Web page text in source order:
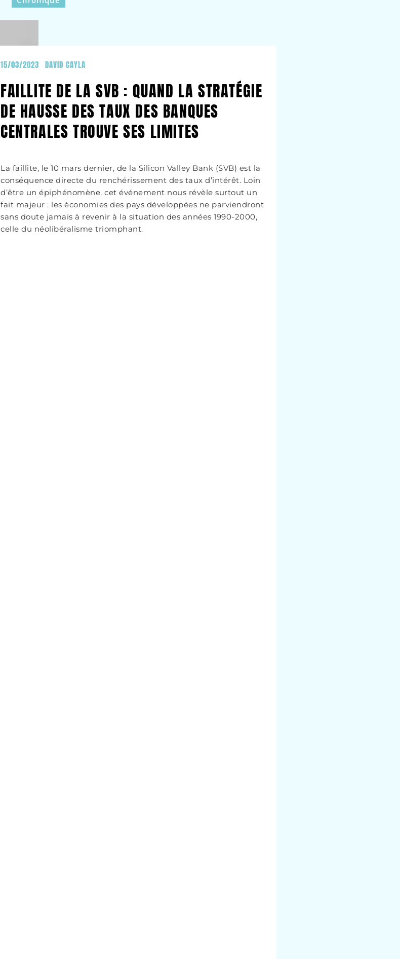
15/03/2023 DAVID CAYLA
FAILLITE DE LA SVB : QUAND LA STRATÉGIE
DE HAUSSE DES TAUX DES BANQUES
CENTRALES TROUVE SES LIMITES
La faillite, le 10 mars dernier, de la Silicon Valley Bank (SVB) est la
conséquence directe du renchérissement des taux d’intérêt. Loin
d’être un épiphénomène, cet événement nous révèle surtout un
fait majeur : les économies des pays développées ne parviendront
sans doute jamais à revenir à la situation des années 1990-2000,
celle du néolibéralisme triomphant.